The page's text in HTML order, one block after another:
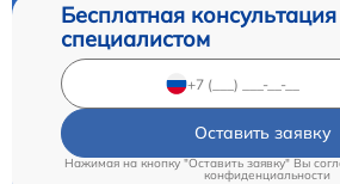
Бесплатная
специалистом
Оставить заявку
Нажимая на кнопку "Оставить заявку" Вы
конфиденциальности